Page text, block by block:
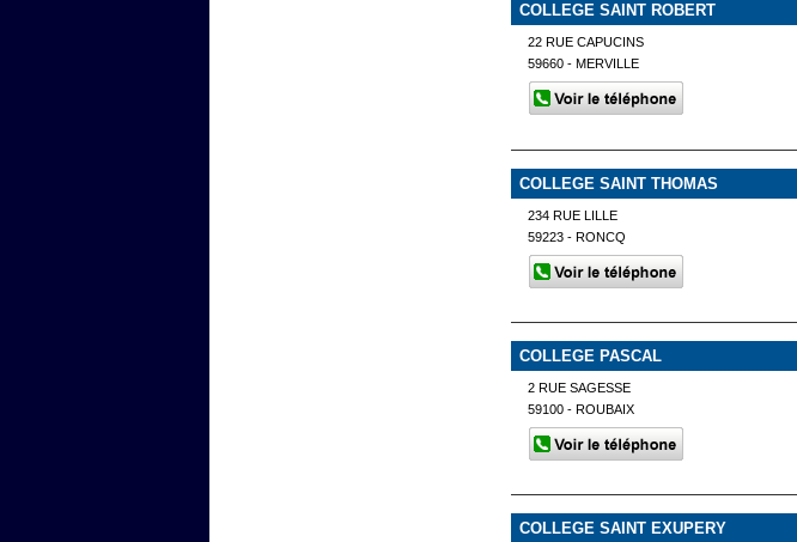
COLLEGE SAINT ROBERT
22 RUE CAPUCINS
59660 - MERVILLE
COLLEGE SAINT THOMAS
234 RUE LILLE
59223 - RONCQ
COLLEGE PASCAL
2 RUE SAGESSE
59100 - ROUBAIX
COLLEGE SAINT EXUPERY